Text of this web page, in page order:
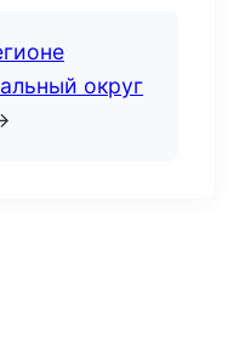
округ